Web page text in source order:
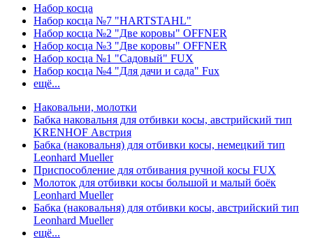
Набор косца
Набор косца №7 "HARTSTAHL"
Набор косца №2 "Две коровы" OFFNER
Набор косца №3 "Две коровы" OFFNER
Набор косца №1 "Садовый" FUX
Набор косца №4 "Для дачи и сада" Fux
ещё...
Наковальни, молотки
Бабка наковальня для отбивки косы, австрийский тип
KRENHOF Австрия
Бабка (наковальня) для отбивки косы, немецкий тип
Leonhard Mueller
Приспособление для отбивания ручной косы FUX
Молоток для отбивки косы большой и малый боёк
Leonhard Mueller
Бабка (наковальня) для отбивки косы, австрийский тип
Leonhard Mueller
ещё...